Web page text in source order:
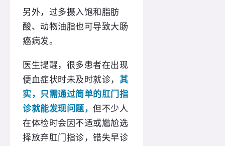
另外，过多摄入饱和脂肪
酸、动物油脂也可导致大肠
癌病发。
医生提醒，很多患者在出现
便血症状时未及时就诊， 其
实，只需通过简单的肛门指
诊就能发现问题， 但不少人
在体检时会因不适或尴尬选
择放弃肛门指诊，错失早诊